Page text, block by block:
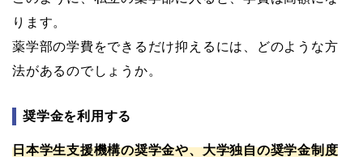
ります。
薬学部の学費をできるだけ抑えるには、どのような方
法があるのでしょうか。
奨学金を利用する
日本学生支援機構の奨学金や、大学独自の奨学金制度